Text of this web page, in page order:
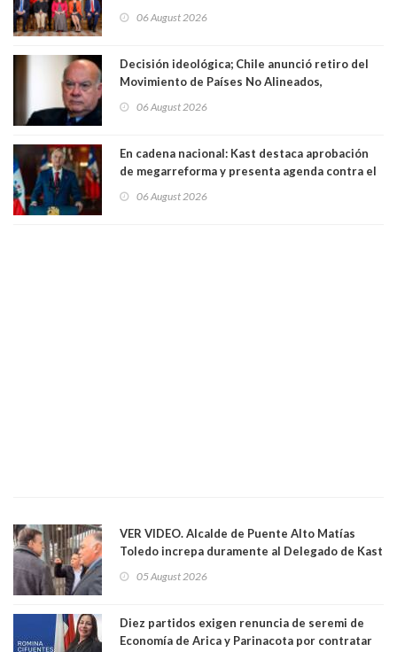
06 August 2026
Decisión ideológica; Chile anunció retiro del
Movimiento de Países No Alineados,
1971. Excanciller Insulza lamentó decisión
06 August 2026
En cadena nacional: Kast destaca aprobación
de megarreforma y presenta agenda contra el
06 August 2026
VER VIDEO. Alcalde de Puente Alto Matías
Toledo increpa duramente al Delegado de Kast
delegado nuevamente arrancando"
05 August 2026
Diez partidos exigen renuncia de seremi de
Economía de Arica y Parinacota por contratar